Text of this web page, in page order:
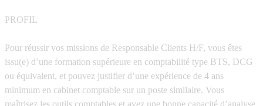
PROFIL
Pour réussir vos missions de Responsable Clients H/F, vous êtes
issu(e) d’une formation supérieure en comptabilité type BTS, DCG
ou équivalent, et pouvez justifier d’une expérience de 4 ans
minimum en cabinet comptable sur un poste similaire. Vous